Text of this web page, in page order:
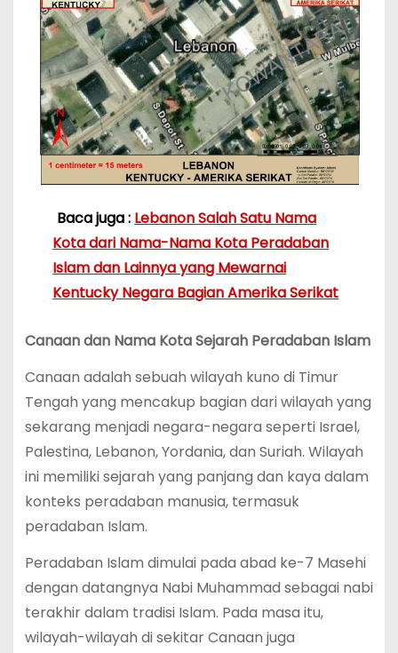
Baca juga : Lebanon Salah Satu Nama
Kota dari Nama-Nama Kota Peradaban
Islam dan Lainnya yang Mewarnai
Kentucky Negara Bagian Amerika Serikat
Canaan dan Nama Kota Sejarah Peradaban Islam
Canaan adalah sebuah wilayah kuno di Timur
Tengah yang mencakup bagian dari wilayah yang
sekarang menjadi negara-negara seperti Israel,
Palestina, Lebanon, Yordania, dan Suriah. Wilayah
ini memiliki sejarah yang panjang dan kaya dalam
konteks peradaban manusia, termasuk
peradaban Islam.
Peradaban Islam dimulai pada abad ke-7 Masehi
dengan datangnya Nabi Muhammad sebagai nabi
terakhir dalam tradisi Islam. Pada masa itu,
wilayah-wilayah di sekitar Canaan juga